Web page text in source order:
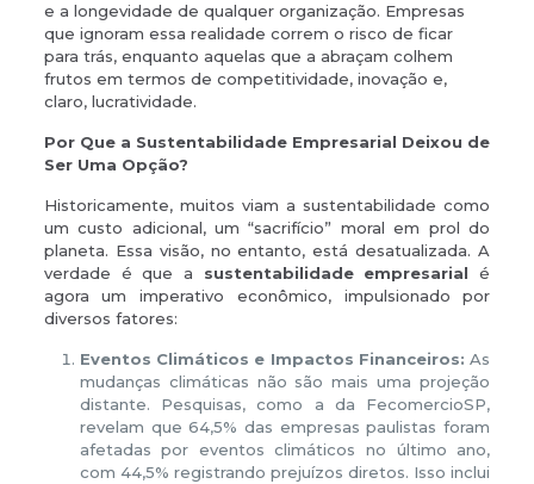
e a longevidade de qualquer organização. Empresas
que ignoram essa realidade correm o risco de ficar
para trás, enquanto aquelas que a abraçam colhem
frutos em termos de competitividade, inovação e,
claro, lucratividade.
Por Que a Sustentabilidade Empresarial Deixou de
Ser Uma Opção?
Historicamente, muitos viam a sustentabilidade como
um custo adicional, um “sacrifício” moral em prol do
planeta. Essa visão, no entanto, está desatualizada. A
verdade é que a sustentabilidade empresarial é
agora um imperativo econômico, impulsionado por
diversos fatores:
Eventos Climáticos e Impactos Financeiros: As
mudanças climáticas não são mais uma projeção
distante. Pesquisas, como a da FecomercioSP,
revelam que 64,5% das empresas paulistas foram
afetadas por eventos climáticos no último ano,
com 44,5% registrando prejuízos diretos. Isso inclui